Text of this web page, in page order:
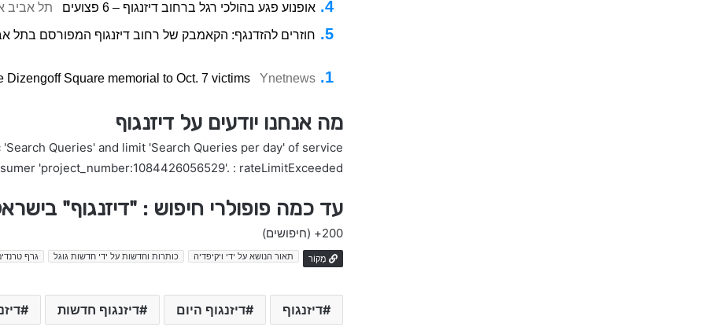
אופנוע פגע בהולכי רגל ברחוב דיזנגוף – 6 פצועים תל אביב
חוזרים להזדנגף: הקאמבק של רחוב דיזנגוף המפורסם בתל
Square memorial to Oct. 7 victims Ynetnews
מה אנחנו יודעים על דיזנגוף
Queries' and limit 'Search Queries per day' of service
'project_number:1084426056529'. : rateLimitExceeded
עד כמה פופולרי חיפוש : "דיזנגוף"
200+ (חיפושים)
מָקוֹר תאור הנושא על ידי ויקיפדיה כותרות וחדשות על ידי חדשות גוגל גרף
דיזנגוף דיזנגוף היום דיזנגוף חדשות